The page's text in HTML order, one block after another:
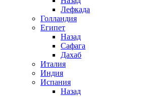
Лефкада
Голландия
Египет
Назад
Сафага
Дахаб
Италия
Индия
Испания
Назад